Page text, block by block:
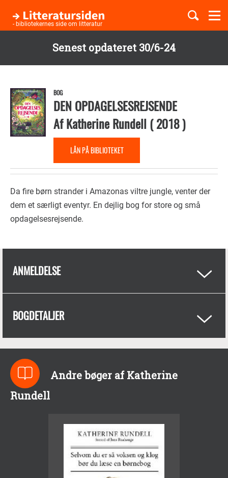
Senest opdateret 30/6-24
hovedindhold
- bibliotekernes side om litteratur
Børnebøger
Temaer
BOG
DEN OPDAGELSESREJSENDE
AfKatherine Rundell (2018)
LÅN PÅ BIBLIOTEKET
Da fire børn strander i Amazonas viltre jungle, venter der
dem et særligt eventyr. En dejlig bog for store og små
opdagelsesrejsende.
ANMELDELSE
BOGDETALJER
Andre bøger af Katherine
Rundell